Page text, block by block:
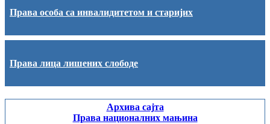
Права особа са инвалидитетом и старијих
Права лица лишених слободе
Архива сајта
Права националних мањина